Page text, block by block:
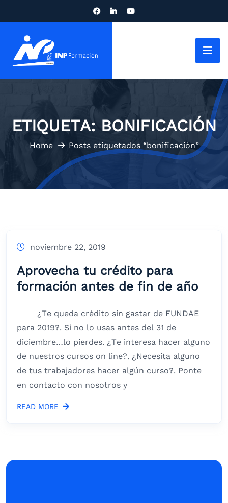
ETIQUETA: BONIFICACIÓN
Home Posts etiquetados “bonificación”
noviembre 22, 2019
Aprovecha tu crédito para
formación antes de fin de año
¿Te queda crédito sin gastar de FUNDAE
para 2019?. Si no lo usas antes del 31 de
diciembre…lo pierdes. ¿Te interesa hacer alguno
de nuestros cursos on line?. ¿Necesita alguno
de tus trabajadores hacer algún curso?. Ponte
en contacto con nosotros y
READ MORE